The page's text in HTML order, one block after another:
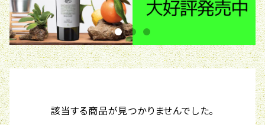
該当する商品が見つかりませんでした。